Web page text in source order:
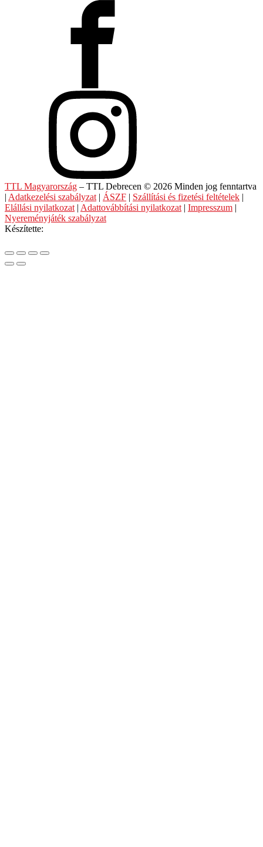
TTL Magyarország – TTL Debrecen © 2026 Minden jog fenntartva
| Adatkezelési szabályzat | ÁSZF | Szállítási és fizetési feltételek |
Elállási nyilatkozat | Adattovábbítási nyilatkozat | Impresszum |
Nyereményjáték szabályzat
Készítette: